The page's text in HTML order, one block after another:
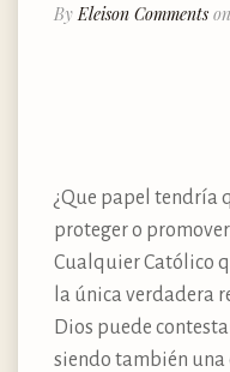
By Eleison Comments on
¿Que papel tendría
proteger o
Cualquier Católico
la única verdadera
Dios puede
siendo también una